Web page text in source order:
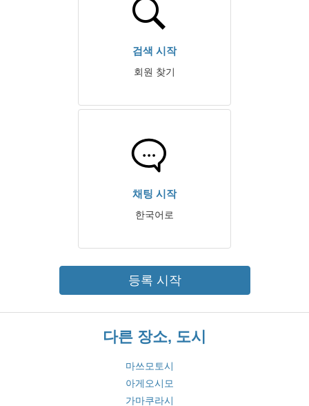
검색 시작
회원 찾기
채팅 시작
한국어로
등록 시작
다른 장소, 도시
마쓰모토시
아게오시모
가마쿠라시